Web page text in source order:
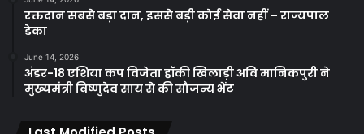
रक्तदान सबसे बड़ा दान, इससे बड़ी कोई सेवा नहीं – राज्यपाल
डेका
June 14, 2026
अंडर-18 एशिया कप विजेता हॉकी खिलाड़ी अवि मानिकपुरी ने
मुख्यमंत्री विष्णुदेव साय से की सौजन्य भेंट